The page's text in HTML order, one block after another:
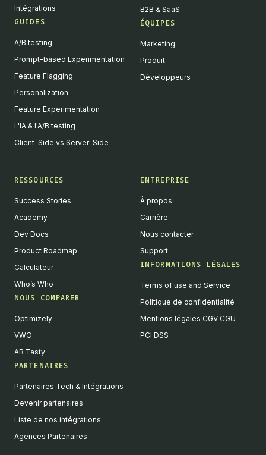
Intégrations
GUIDES
A/B testing
Prompt-based Experimentation
Feature Flagging
Personalization
Feature Experimentation
L'IA & l'A/B testing
Client-Side vs Server-Side
B2B & SaaS
ÉQUIPES
Marketing
Produit
Développeurs
RESSOURCES
Success Stories
Academy
Dev Docs
Product Roadmap
Calculateur
Who’s Who
NOUS COMPARER
Optimizely
VWO
AB Tasty
PARTENAIRES
Partenaires Tech & Intégrations
Devenir partenaires
Liste de nos intégrations
Agences Partenaires
ENTREPRISE
À propos
Carrière
Nous contacter
Support
INFORMATIONS LÉGALES
Terms of use and Service
Politique de confidentialité
Mentions légales CGV CGU
PCI DSS